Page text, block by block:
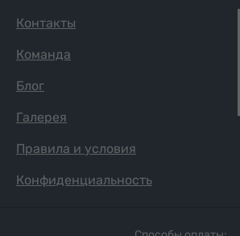
Контакты
Команда
Блог
Галерея
Правила и условия
Конфиденциальность